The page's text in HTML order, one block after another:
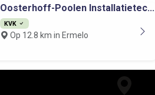
Oosterhoff-Poolen Installatietec...
KVK
Op 12.8 km in Ermelo